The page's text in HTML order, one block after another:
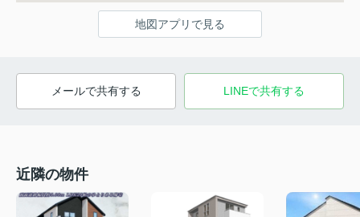
地図アプリで見る
メールで共有する LINEで共有する
近隣の物件